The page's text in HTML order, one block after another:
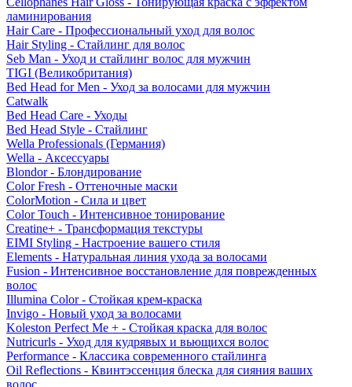
ламинирования
Hair Care - Профессиональный уход для волос
Hair Styling - Стайлинг для волос
Seb Man - Уход и стайлинг волос для мужчин
TIGI (Великобритания)
Bed Head for Men - Уход за волосами для мужчин
Catwalk
Bed Head Care - Уходы
Bed Head Style - Стайлинг
Wella Professionals (Германия)
Wella - Аксессуары
Blondor - Блондирование
Color Fresh - Оттеночные маски
ColorMotion - Сила и цвет
Color Touch - Интенсивное тонирование
Creatine+ - Трансформация текстуры
EIMI Styling - Настроение вашего стиля
Elements - Натуральная линия ухода за волосами
Fusion - Интенсивное восстановление для поврежденных
волос
Illumina Color - Стойкая крем-краска
Invigo - Новый уход за волосами
Koleston Perfect Me + - Стойкая краска для волос
Nutricurls - Уход для кудрявых и вьющихся волос
Performance - Классика современного стайлинга
Oil Reflections - Квинтэссенция блеска для сияния ваших
волос